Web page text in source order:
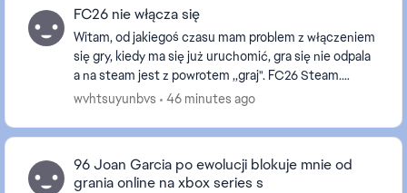
FC26 nie włącza się
Witam, od jakiegoś czasu mam problem z włączeniem
się gry, kiedy ma się już uruchomić, gra się nie odpala
a na steam jest z powrotem ,,graj". FC26 Steam.
Windows 11 build 26200.8875 EA App świe...
wvhtsuyunbvs 46 minutes ago
96 Joan Garcia po ewolucji blokuje mnie od
grania online na xbox series s